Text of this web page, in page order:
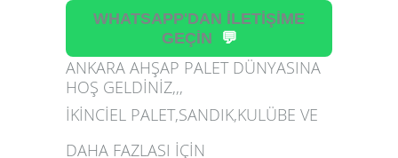
WHATSAPP'DAN İLETİŞİME
GEÇİN
💬
ANKARA AHŞAP PALET DÜNYASINA
HOŞ GELDİNİZ,,,
İKİNCİEL PALET,SANDIK,KULÜBE VE
DAHA FAZLASI İÇİN